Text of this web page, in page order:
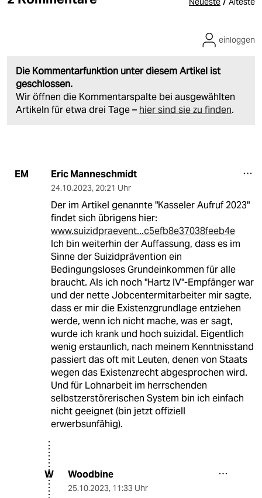
Die Kommentarfunktion unter diesem Artikel ist
geschlossen.
Wir öffnen die Kommentarspalte bei ausgewählten
Artikeln für etwa drei Tage – hier sind sie zu finden.
einloggen
EM Eric Manneschmidt
24.10.2023, 20:21 Uhr
Der im Artikel genannte "Kasseler Aufruf 2023"
findet sich übrigens hier:
www.suizidpraevent...c5efb8e37038feeb4e
Ich bin weiterhin der Auffassung, dass es im
Sinne der Suizidprävention ein
Bedingungsloses Grundeinkommen für alle
braucht. Als ich noch "Hartz IV"-Empfänger war
und der nette Jobcentermitarbeiter mir sagte,
dass er mir die Existenzgrundlage entziehen
werde, wenn ich nicht mache, was er sagt,
wurde ich krank und hoch suizidal. Eigentlich
wenig erstaunlich, nach meinem Kenntnisstand
passiert das oft mit Leuten, denen von Staats
wegen das Existenzrecht abgesprochen wird.
Und für Lohnarbeit im herrschenden
selbstzerstörerischen System bin ich einfach
nicht geeignet (bin jetzt offiziell
erwerbsunfähig).
W Woodbine
25.10.2023, 11:33 Uhr